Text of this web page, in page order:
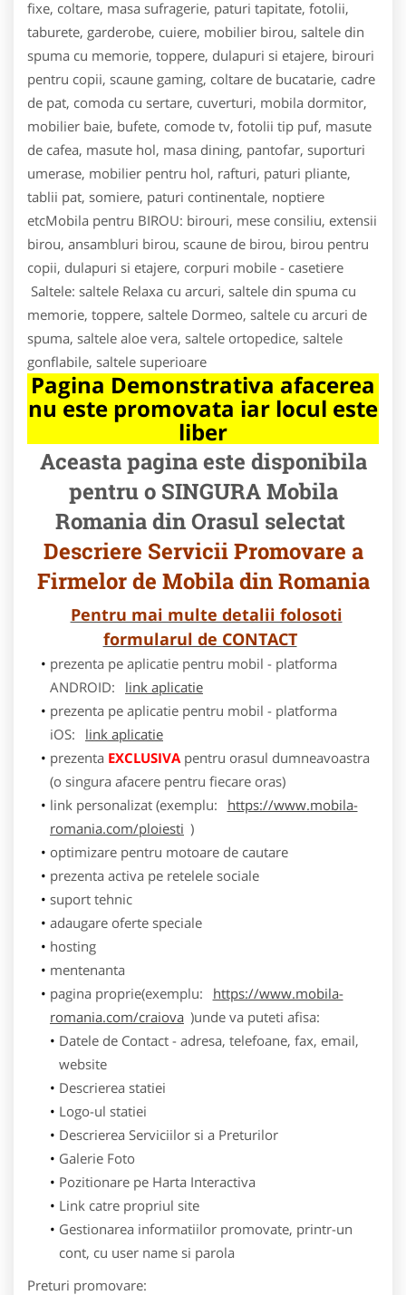
fixe, coltare, masa sufragerie, paturi tapitate, fotolii,
taburete, garderobe, cuiere, mobilier birou, saltele din
spuma cu memorie, toppere, dulapuri si etajere, birouri
pentru copii, scaune gaming, coltare de bucatarie, cadre
de pat, comoda cu sertare, cuverturi, mobila dormitor,
mobilier baie, bufete, comode tv, fotolii tip puf, masute
de cafea, masute hol, masa dining, pantofar, suporturi
umerase, mobilier pentru hol, rafturi, paturi pliante,
tablii pat, somiere, paturi continentale, noptiere
etcMobila pentru BIROU: birouri, mese consiliu, extensii
birou, ansambluri birou, scaune de birou, birou pentru
copii, dulapuri si etajere, corpuri mobile - casetiere
Saltele: saltele Relaxa cu arcuri, saltele din spuma cu
memorie, toppere, saltele Dormeo, saltele cu arcuri de
spuma, saltele aloe vera, saltele ortopedice, saltele
gonflabile, saltele superioare
Pagina Demonstrativa afacerea
nu este promovata iar locul este
liber
Aceasta pagina este disponibila
pentru o SINGURA Mobila
Romania din Orasul selectat
Descriere Servicii Promovare a
Firmelor de Mobila din Romania
Pentru mai multe detalii folosoti
formularul de CONTACT
prezenta pe aplicatie pentru mobil - platforma
ANDROID:
link aplicatie
prezenta pe aplicatie pentru mobil - platforma
iOS:
link aplicatie
prezenta EXCLUSIVApentru orasul dumneavoastra
(o singura afacere pentru fiecare oras)
link personalizat (exemplu:
https://www.mobila-
romania.com/ploiesti )
optimizare pentru motoare de cautare
prezenta activa pe retelele sociale
suport tehnic
adaugare oferte speciale
hosting
mentenanta
pagina proprie(exemplu:
https://www.mobila-
romania.com/craiova )unde va puteti afisa:
Datele de Contact - adresa, telefoane, fax, email,
website
Descrierea statiei
Logo-ul statiei
Descrierea Serviciilor si a Preturilor
Galerie Foto
Pozitionare pe Harta Interactiva
Link catre propriul site
Gestionarea informatiilor promovate, printr-un
cont, cu user name si parola
Preturi promovare: